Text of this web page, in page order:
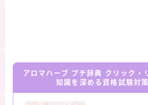
アロマハーブ プチ辞典 クリック・
知識を深める資格試験対